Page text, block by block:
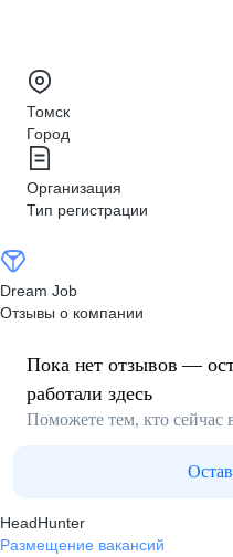
Томск
Город
Организация
Тип регистрации
Dream Job
Отзывы о компании
Пока нет отзывов —
работали здесь
Поможете тем, кто сейчас
HeadHunter
Размещение вакансий